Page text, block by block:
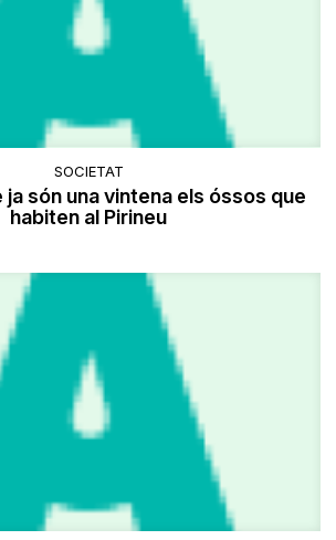
SOCIETAT
ja són una vintena els óssos que
habiten al Pirineu